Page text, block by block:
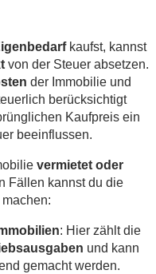
kaufst, kannst
von der Steuer absetzen.
der Immobilie und
berücksichtigt
Kaufpreis ein
beeinflussen.
vermietet oder
Fällen kannst du die
: Hier zählt die
und kann
gemacht werden.